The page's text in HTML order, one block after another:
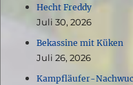
Hecht Freddy
Juli 30, 2026
Bekassine mit Küken
Juli 26, 2026
Kampfläufer-